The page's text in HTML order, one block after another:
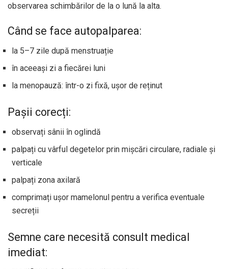
observarea schimbărilor de la o lună la alta.
Când se face autopalparea:
la 5–7 zile după menstruație
în aceeași zi a fiecărei luni
la menopauză: într-o zi fixă, ușor de reținut
Pașii corecți:
observați sânii în oglindă
palpați cu vârful degetelor prin mișcări circulare, radiale și
verticale
palpați zona axilară
comprimați ușor mamelonul pentru a verifica eventuale
secreții
Semne care necesită consult medical
imediat: